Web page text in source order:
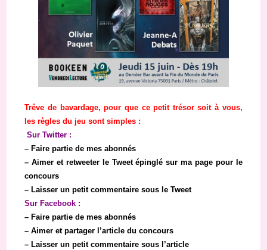
Trêve de bavardage, pour que ce petit trésor soit à vous,
les règles du jeu sont simples :
Sur Twitter :
– Faire partie de mes abonnés
– Aimer et retweeter le Tweet épinglé sur ma page pour le
concours
– Laisser un petit commentaire sous le Tweet
Sur Facebook :
– Faire partie de mes abonnés
– Aimer et partager l’article du concours
– Laisser un petit commentaire sous l’article